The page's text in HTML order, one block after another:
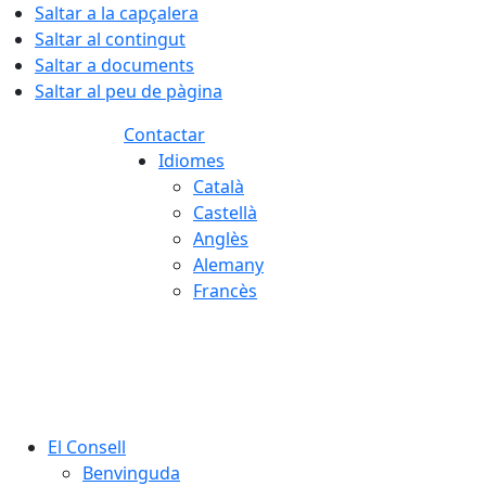
Saltar a la capçalera
Saltar al contingut
Saltar a documents
Saltar al peu de pàgina
Contactar
Idiomes
Català
Castellà
Anglès
Alemany
Francès
El Consell
Benvinguda